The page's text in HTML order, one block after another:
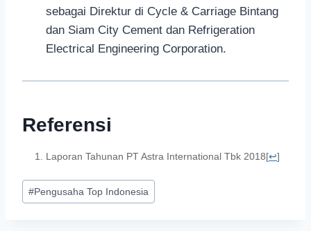
sebagai Direktur di Cycle & Carriage Bintang
dan Siam City Cement dan Refrigeration
Electrical Engineering Corporation.
Referensi
Laporan Tahunan PT Astra International Tbk 2018[↩]
#Pengusaha Top Indonesia